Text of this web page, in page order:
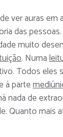
ver auras
das
muito
. Numa
Todos eles
á parte
nada de
Quanto mais